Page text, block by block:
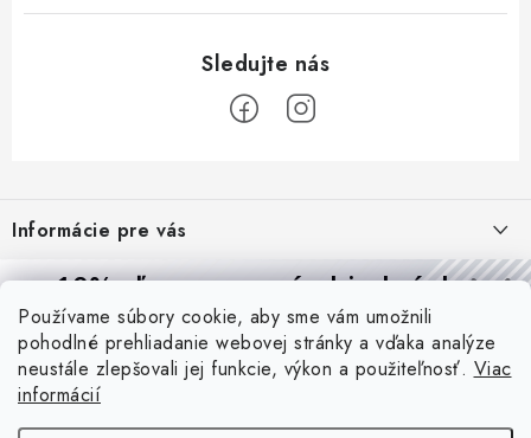
Používame súbory cookie, aby sme vám umožnili
pohodlné prehliadanie webovej stránky a vďaka analýze
neustále zlepšovali jej funkcie, výkon a použiteľnosť. Viac
informácií
p
ä
Informácie pre vás
Reklamácie a formulár na odstúpenie od zmluvy
Obchodné podmienky
Podmienky ochrany osobných údajov
O nás - MEGALED & JANTON Zákamenné
Blog
PIR vs. mikrovlnný senzor: ktorý je lepší a kedy ho použiť? +
vysvetlenie daylight senzoru
10% zľavana prvú objednávku
Prihláste sa azískajtezľavu aj praktické tipy,vďaka ktorým
budete svietiť lepšie a platiť menej.